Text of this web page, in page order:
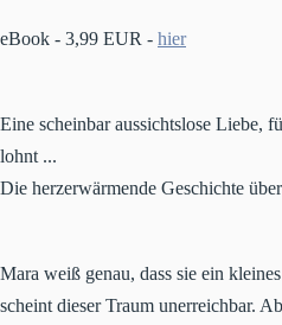
eBook - 3,99 EUR - hier
Eine scheinbar aussichtslose Liebe,
lohnt ...
Die herzerwärmende Geschichte
Mara weiß genau, dass sie ein
scheint dieser Traum unerreichbar.